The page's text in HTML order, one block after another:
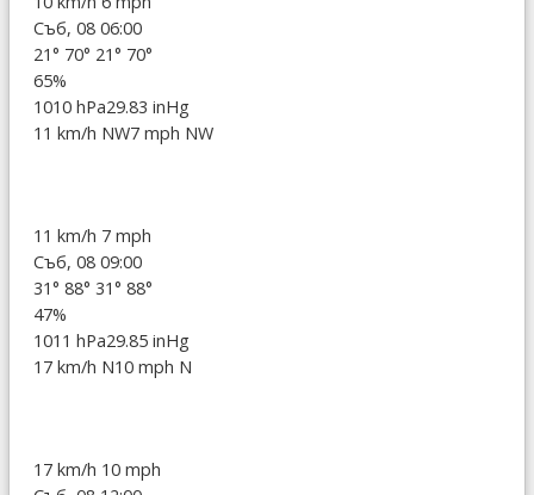
Съб, 08 06:00
21° 70° 21° 70°
65%
1010 hPa29.83 inHg
11 km/h NW7 mph NW
11 km/h 7 mph
Съб, 08 09:00
31° 88° 31° 88°
47%
1011 hPa29.85 inHg
17 km/h N10 mph N
17 km/h 10 mph